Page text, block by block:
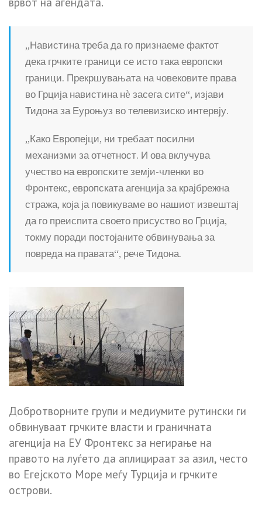
„Навистина треба да го признаеме фактот
дека грчките граници се исто така европски
граници. Прекршувањата на човековите права
во Грција навистина нè засега сите“, изјави
Тидона за Еуроњуз во телевизиско интервју.
„Како Европејци, ни требаат посилни
механизми за отчетност. И ова вклучува
учество на европските земји-членки во
Фронтекс, европската агенција за крајбрежна
стража, која ја повикуваме во нашиот извештај
да го преиспита своето присуство во Грција,
токму поради постојаните обвинувања за
повреда на правата“, рече Тидона.
Добротворните групи и медиумите рутински ги
обвинуваат грчките власти и граничната
агенција на ЕУ Фронтекс за негирање на
правото на луѓето да аплицираат за азил, често
во Егејското Море меѓу Турција и грчките
острови.